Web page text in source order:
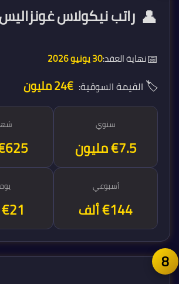
👤 راتب نيكولاس غونزاليس
نهاية العقد:30 يونيو 2026
🏷️القيمة السوقية:€24 مليون
سنوي
€7.5 مليون
شهري
€625 ألف
أسبوعي
€144 ألف
يومي
€21 ألف
8